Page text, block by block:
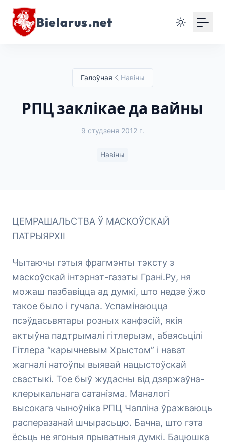
Bielarus.net
Галоўная Навіны
РПЦ заклікае да вайны
9 студзеня 2012 г.
Навіны
ЦЕМРАШАЛЬСТВА Ў МАСКОЎСКАЙ
ПАТРЫЯРХІІ
Чытаючы гэтыя фрагмэнты тэксту з
маскоўскай інтэрнэт-газэты Грані.Ру, ня
можаш пазбавіцца ад думкі, што недзе ўжо
такое было і гучала. Успамінаюцца
псэўдасьвятары розных канфэсій, якія
актыўна падтрымалі гітлерызм, абвясьцілі
Гітлера “карычневым Хрыстом” і нават
жагналі натоўпы выявай нацыстоўскай
свастыкі. Тое быў жудасны від дзяржаўна-
клерыкальнага сатанізма. Маналогі
высокага чыноўніка РПЦ Чапліна ўражваюць
расперазанай шчырасьцю. Бачна, што гэта
ёсьць не ягоныя прыватныя думкі. Бацюшка